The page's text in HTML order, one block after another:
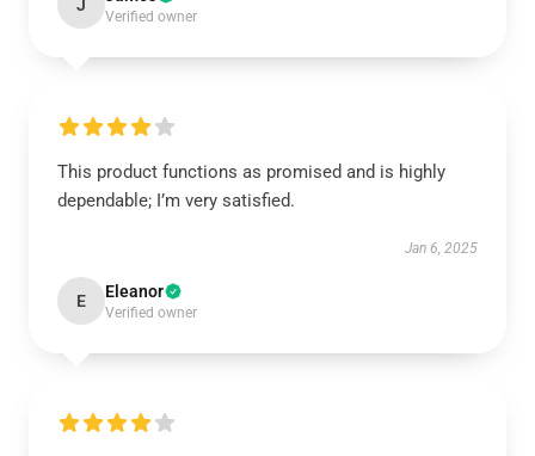
J
Verified owner
This product functions as promised and is highly
dependable; I’m very satisfied.
Jan 6, 2025
E Eleanor
Verified owner